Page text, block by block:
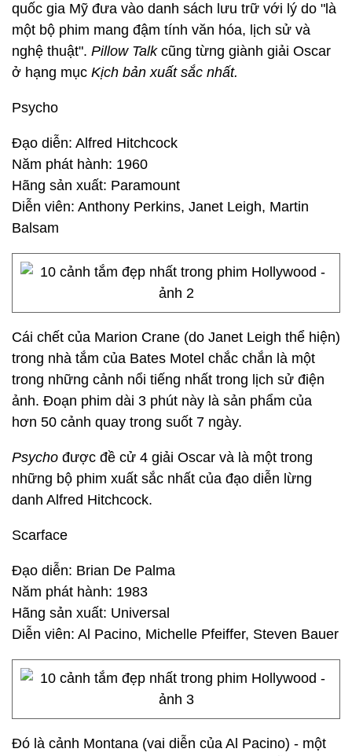
quốc gia Mỹ đưa vào danh sách lưu trữ với lý do "là
một bộ phim mang đậm tính văn hóa, lịch sử và
nghệ thuật". Pillow Talkcũng từng giành giải Oscar
ở hạng mục Kịch bản xuất sắc nhất.
Psycho
Đạo diễn: Alfred Hitchcock
Năm phát hành: 1960
Hãng sản xuất: Paramount
Diễn viên: Anthony Perkins, Janet Leigh, Martin
Balsam
Cái chết của Marion Crane (do Janet Leigh thể hiện)
trong nhà tắm của Bates Motel chắc chắn là một
trong những cảnh nổi tiếng nhất trong lịch sử điện
ảnh. Đoạn phim dài 3 phút này là sản phẩm của
hơn 50 cảnh quay trong suốt 7 ngày.
Psycho được đề cử 4 giải Oscar và là một trong
những bộ phim xuất sắc nhất của đạo diễn lừng
danh Alfred Hitchcock.
Scarface
Đạo diễn: Brian De Palma
Năm phát hành: 1983
Hãng sản xuất: Universal
Diễn viên: Al Pacino, Michelle Pfeiffer, Steven Bauer
Đó là cảnh Montana (vai diễn của Al Pacino) - một